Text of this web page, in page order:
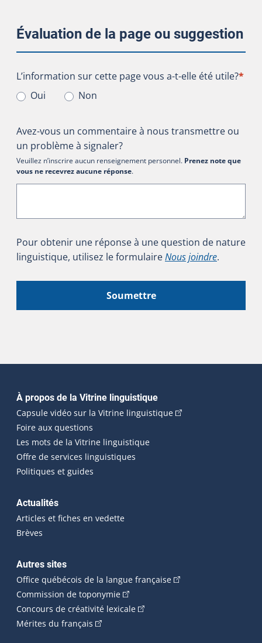
Évaluation de la page ou suggestion
L’information sur cette page vous a-t-elle été utile?
L’information sur cette page vous a-t-elle été utile?*
Oui
Non
Avez-vous un commentaire à nous transmettre ou
un problème à signaler?
Veuillez n’inscrire aucun renseignement personnel. Prenez note que
vous ne recevrez aucune réponse.
Pour obtenir une réponse à une question de nature
linguistique, utilisez le formulaireNous joindre.
Soumettre
Navigation principale
À propos de la Vitrine linguistique
Capsule vidéo sur la Vitrine linguistique(Cet hyperlien
Foire aux questions
Les mots de la Vitrine linguistique
Offre de services linguistiques
Politiques et guides
Actualités
Articles et fiches en vedette
Brèves
Autres sites
Office québécois de la langue française(Cet hyperlien
Commission de toponymie(Cet hyperlien externe s'ouvrira
Concours de créativité lexicale(Cet hyperlien externe
Mérites du français (Cet hyperlien externe s'ouvrira dans une